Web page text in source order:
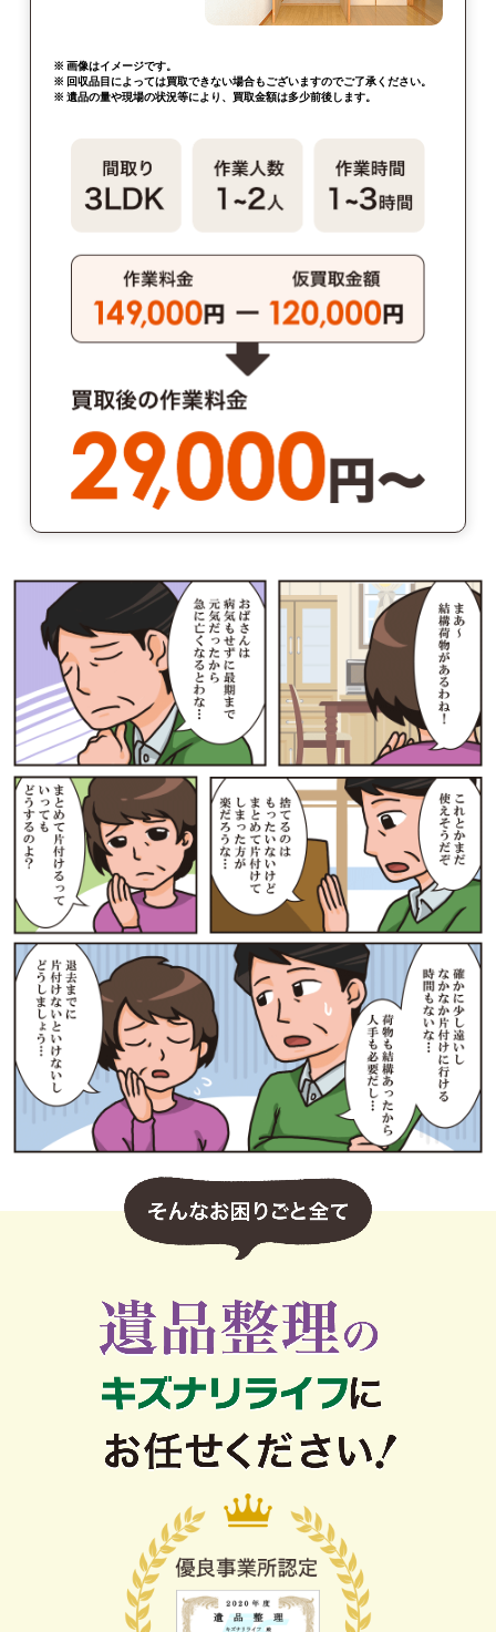
※ 画像はイメージです。
※ 回収品目によっては買取できない場合もございますのでご了承ください。
※ 遺品の量や現場の状況等により、買取金額は多少前後します。